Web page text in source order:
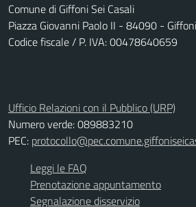
Comune di Giffoni Sei Casali
Piazza Giovanni Paolo II - 84090 -
Codice fiscale / P. IVA: 00478640659
Ufficio Relazioni con il Pubblico (URP)
Numero verde: 089883210
PEC:
Leggi le FAQ
Prenotazione appuntamento
Segnalazione disservizio